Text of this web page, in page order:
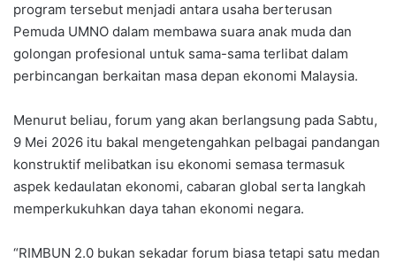
program tersebut menjadi antara usaha berterusan
Pemuda UMNO dalam membawa suara anak muda dan
golongan profesional untuk sama-sama terlibat dalam
perbincangan berkaitan masa depan ekonomi Malaysia.
Menurut beliau, forum yang akan berlangsung pada Sabtu,
9 Mei 2026 itu bakal mengetengahkan pelbagai pandangan
konstruktif melibatkan isu ekonomi semasa termasuk
aspek kedaulatan ekonomi, cabaran global serta langkah
memperkukuhkan daya tahan ekonomi negara.
“RIMBUN 2.0 bukan sekadar forum biasa tetapi satu medan